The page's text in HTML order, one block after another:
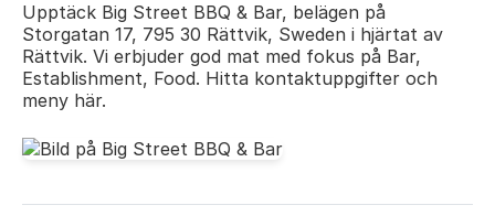
Upptäck Big Street BBQ & Bar, belägen på
Storgatan 17, 795 30 Rättvik, Sweden i hjärtat av
Rättvik. Vi erbjuder god mat med fokus på Bar,
Establishment, Food. Hitta kontaktuppgifter och
meny här.